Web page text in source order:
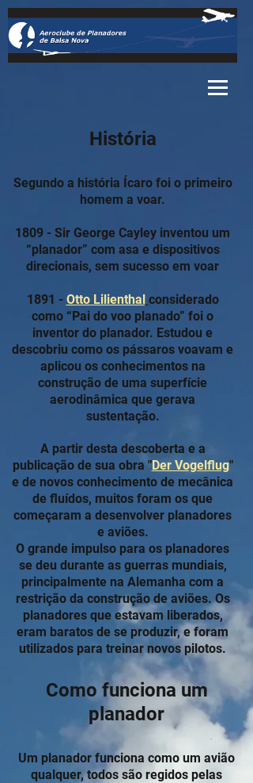
História
Segundo a história Ícaro foi o primeiro
homem a voar.
1809 - Sir George Cayley inventou um
“planador” com asa e dispositivos
direcionais, sem sucesso em voar
1891 - Otto Lilienthal considerado
como “Pai do voo planado” foi o
inventor do planador. Estudou e
descobriu como os pássaros voavam e
aplicou os conhecimentos na
construção de uma superfície
aerodinâmica que gerava
sustentação.
A partir desta descoberta e a
publicação de sua obra "Der Vogelflug"
e de novos conhecimento de mecânica
de fluídos, muitos foram os que
começaram a desenvolver planadores
e aviões.
O grande impulso para os planadores
se deu durante as guerras mundiais,
principalmente na Alemanha com a
restrição da construção de aviões. Os
planadores que estavam liberados,
eram baratos de se produzir, e foram
utilizados para treinar novos pilotos.
i
Como funciona um
planador
Um planador funciona como um avião
qualquer, todos são regidos pelas